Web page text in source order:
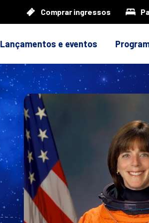
Comprar ingressos
Lançamentos e eventos